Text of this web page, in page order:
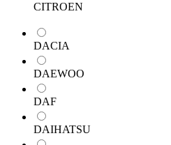
CITROEN
DACIA
DAEWOO
DAF
DAIHATSU